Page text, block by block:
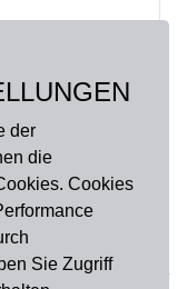
der
die
Cookies
Sie Zugriff